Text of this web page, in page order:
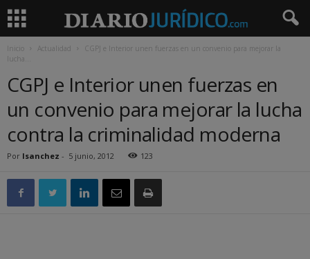
Inicio Actualidad
CGPJ e Interior unen fuerzas en un convenio para mejorar la
lucha...
CGPJ e Interior unen fuerzas en
un convenio para mejorar la lucha
contra la criminalidad moderna
Por lsanchez - 5 junio, 2012 123